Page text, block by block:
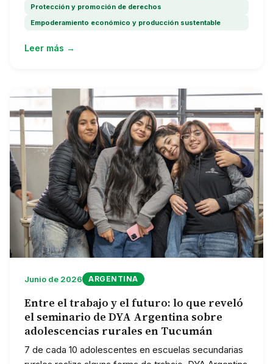
comunidad"— es una iniciativa financiada por la
Cooperación de Luxemburgo que busca fortalecer
adolescentes, garantizando acceso a educación de
Protección y promoción de derechos
Empoderamiento económico y producción sustentable
Leer más →
Junio de 2026 ARGENTINA
Entre el trabajo y el futuro: lo que reveló
el seminario de DYA Argentina sobre
adolescencias rurales en Tucumán
7 de cada 10 adolescentes en escuelas secundarias